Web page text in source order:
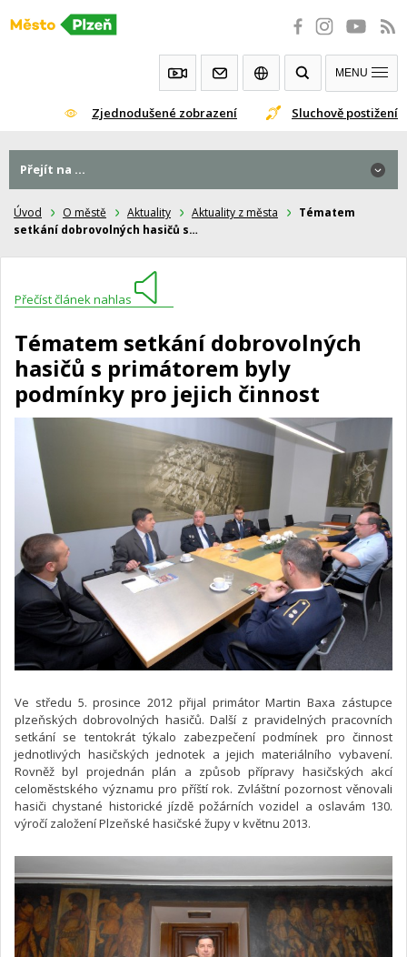
Přeskočit
Zjednodušené zobrazení Sluchově postižení
MENU
Úvod O městě Aktuality Aktuality z města
Tématem
setkání dobrovolných hasičů s…
Přečíst článek nahlas
Tématem setkání dobrovolných
hasičů s primátorem byly
podmínky pro jejich činnost
Ve středu 5. prosince 2012 přijal primátor Martin Baxa zástupce
plzeňských dobrovolných hasičů. Další z pravidelných pracovních
setkání se tentokrát týkalo zabezpečení podmínek pro činnost
jednotlivých hasičských jednotek a jejich materiálního vybavení.
Rovněž byl projednán plán a způsob přípravy hasičských akcí
celoměstského významu pro příští rok. Zvláštní pozornost věnovali
hasiči chystané historické jízdě požárních vozidel a oslavám 130.
výročí založení Plzeňské hasičské župy v květnu 2013.
Přejít na ...